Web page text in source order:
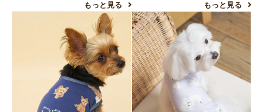
もっと見る もっと見る